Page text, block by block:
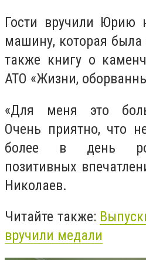
Гости вручили Юрию
машину, которая
также книгу о
АТО «Жизни,
«Для меня это
Очень приятно, что
более в день
позитивных
Николаев.
Читайте также:
вручили медали